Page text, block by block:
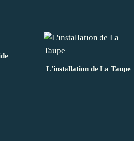
L'installation de La Taupe